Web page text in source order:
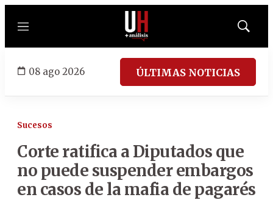
Menú
Mostrar
08 ago 2026 ÚLTIMAS NOTICIAS
Sucesos
Corte ratifica a Diputados que
no puede suspender embargos
en casos de la mafia de pagarés